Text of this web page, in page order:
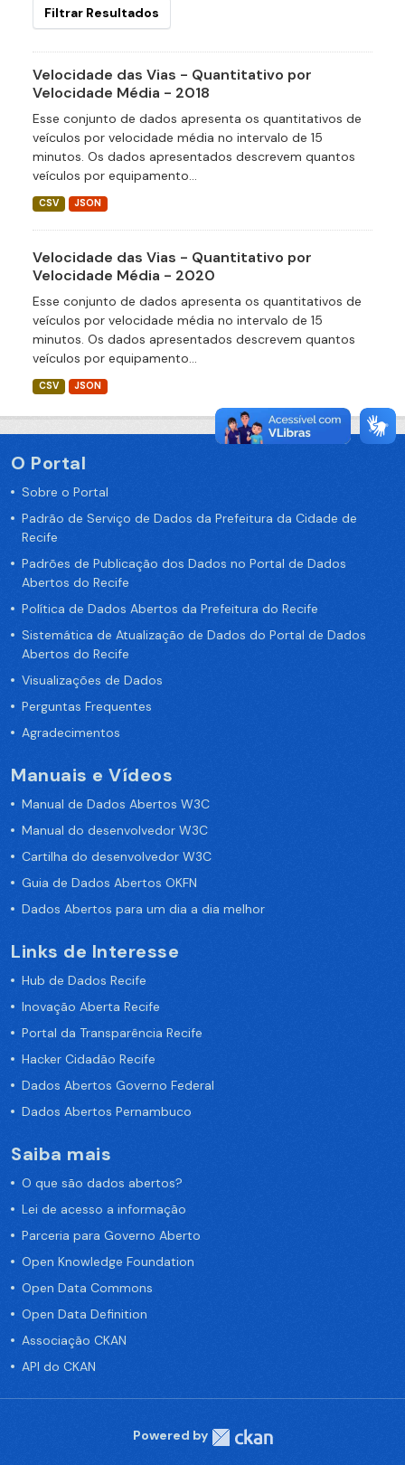
Filtrar Resultados
Velocidade das Vias - Quantitativo por
Velocidade Média - 2018
Esse conjunto de dados apresenta os quantitativos de
veículos por velocidade média no intervalo de 15
minutos. Os dados apresentados descrevem quantos
veículos por equipamento...
CSV JSON
Velocidade das Vias - Quantitativo por
Velocidade Média - 2020
Esse conjunto de dados apresenta os quantitativos de
veículos por velocidade média no intervalo de 15
minutos. Os dados apresentados descrevem quantos
veículos por equipamento...
CSV JSON
O Portal
Sobre o Portal
Padrão de Serviço de Dados da Prefeitura da Cidade de
Recife
Padrões de Publicação dos Dados no Portal de Dados
Abertos do Recife
Política de Dados Abertos da Prefeitura do Recife
Sistemática de Atualização de Dados do Portal de Dados
Abertos do Recife
Visualizações de Dados
Perguntas Frequentes
Agradecimentos
Manuais e Vídeos
Manual de Dados Abertos W3C
Manual do desenvolvedor W3C
Cartilha do desenvolvedor W3C
Guia de Dados Abertos OKFN
Dados Abertos para um dia a dia melhor
Links de Interesse
Hub de Dados Recife
Inovação Aberta Recife
Portal da Transparência Recife
Hacker Cidadão Recife
Dados Abertos Governo Federal
Dados Abertos Pernambuco
Saiba mais
O que são dados abertos?
Lei de acesso a informação
Parceria para Governo Aberto
Open Knowledge Foundation
Open Data Commons
Open Data Definition
Associação CKAN
API do CKAN
Powered by